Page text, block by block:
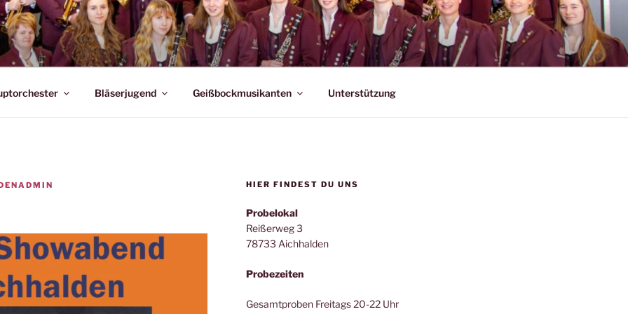
AICHHALDEN
Bläserjugend Geißbockmusikanten Unterstützung
HIER FINDEST DU UNS
Probelokal
Reißerweg 3
78733 Aichhalden
Probezeiten
Gesamtproben Freitags 20-22 Uhr